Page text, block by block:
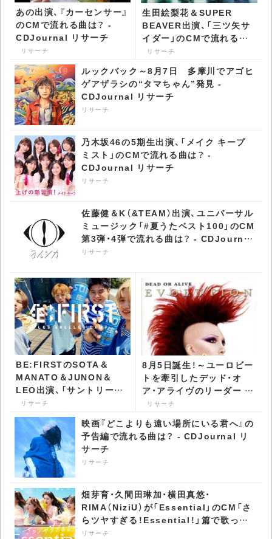
あの出演、『カーセンサー』
のCMで流れる曲は？ -
CDJournal リサーチ
リサーチ
生田絵梨花＆SUPER
BEAVER出演、「三ツ矢サ
イダー」のCMで流れる曲
は？ - CDJournal リサー
リサーチ
ルックバック～8月7日 多摩川でアゴヒ
ゲアザラシの“タマちゃん”発見 -
CDJournal リサーチ
リサーチ
乃木坂46の5期生出演、「メイク キープ
ミスト」のCMで流れる曲は？ -
CDJournal リサーチ
リサーチ
佐藤健＆K（&TEAM）出演、ユニバーサル
ミュージック「#夏うたベスト100」のCM
第3弾・4弾で流れる曲は？ - CDJournal
リサーチ
リサーチ
BE:FIRSTのSOTA＆
MANATO＆JUNON＆
LEO出演、「サントリー生
ビール」のCMで流れる曲
は？ - CDJournal リサー
リサーチ
8月5日誕生！～ユーロビー
トを牽引したデッド・オ
ア・アライヴのリーダー ピ
ート・バーンズ -
CDJournal リサーチ
リサーチ
映画『どこよりも遠い場所にいる君へ』の
予告編で流れる曲は？ - CDJournal リ
サーチ
リサーチ
畑芽育・久間田琳加・横田真悠・
RIMA（NiziU）が「Essential」のCM「さ
らツヤすぎる！Essential！」篇で歌って
いる曲は？ - CDJournal リサーチ
リサーチ